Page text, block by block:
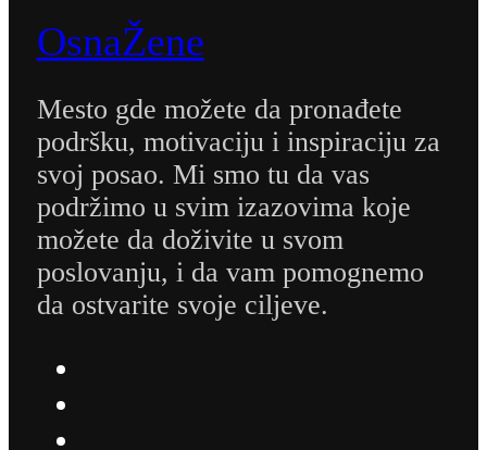
OsnaŽene
Mesto gde možete da pronađete
podršku, motivaciju i inspiraciju za
svoj posao. Mi smo tu da vas
podržimo u svim izazovima koje
možete da doživite u svom
poslovanju, i da vam pomognemo
da ostvarite svoje ciljeve.